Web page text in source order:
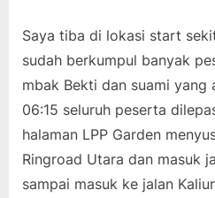
Saya tiba di lokasi start
sudah berkumpul banyak
mbak Bekti dan suami
06:15 seluruh peserta
halaman LPP Garden
Ringroad Utara dan masuk
sampai masuk ke jalan